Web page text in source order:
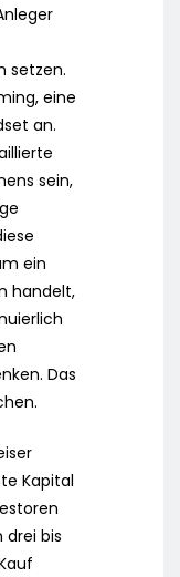
setzen.
eine
an.
sein,
ein
handelt,
Das
Kapital
bis